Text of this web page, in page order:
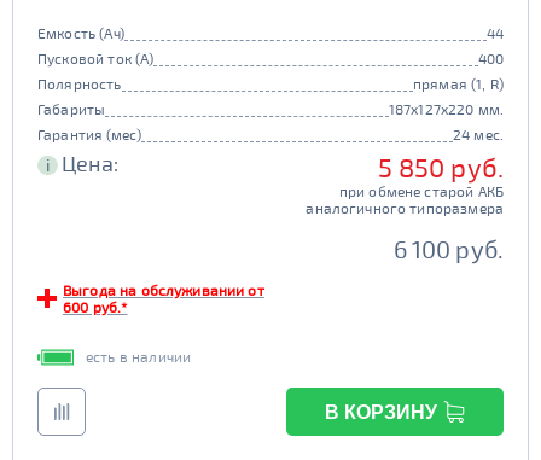
Емкость (Ач)
44
Пусковой ток (А)
400
Полярность
прямая (1, R)
Габариты
187x127x220 мм.
Гарантия (мес)
24 мес.
i Цена: 5 850 руб.
при обмене старой АКБ
аналогичного типоразмера
6 100 руб.
Выгода на обслуживании от
600 руб.*
есть в наличии
В КОРЗИНУ